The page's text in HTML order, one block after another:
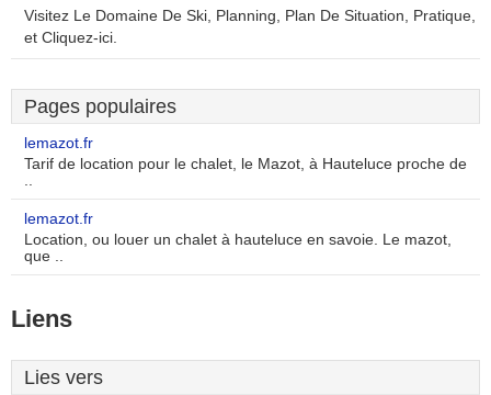
Visitez Le Domaine De Ski, Planning, Plan De Situation, Pratique,
et Cliquez-ici.
Pages populaires
lemazot.fr
Tarif de location pour le chalet, le Mazot, à Hauteluce proche de
..
lemazot.fr
Location, ou louer un chalet à hauteluce en savoie. Le mazot,
que ..
Liens
Lies vers